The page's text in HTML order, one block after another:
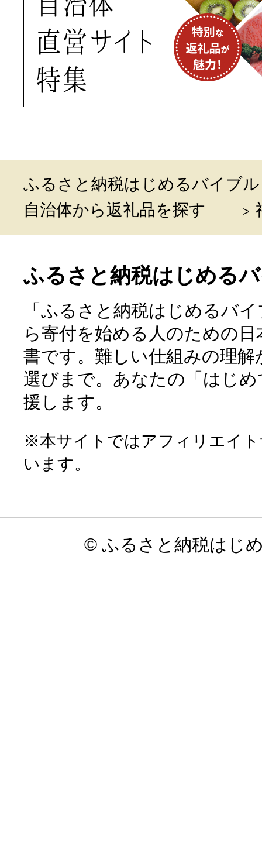
ふるさと納税はじめるバイブル
自治体から返礼品を探す
ふるさと納税はじめる
「ふるさと納税はじめるバ
ら寄付を始める人のための
書です。難しい仕組みの理
選びまで。あなたの「はじ
援します。
※本サイトではアフィリエイ
います。
© ふるさと納税はじ